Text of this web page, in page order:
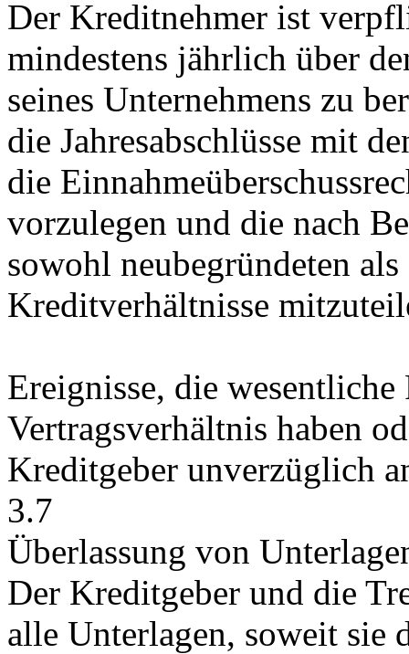
Der Kreditnehmer ist
mindestens jährlich über
seines Unternehmens zu
die Jahresabschlüsse mit
die
vorzulegen und die nach
sowohl neubegründeten
Kreditverhältnisse
Ereignisse, die
Vertragsverhältnis haben
Kreditgeber unverzüglich
3.7
Überlassung von
Der Kreditgeber und die
alle Unterlagen, soweit sie